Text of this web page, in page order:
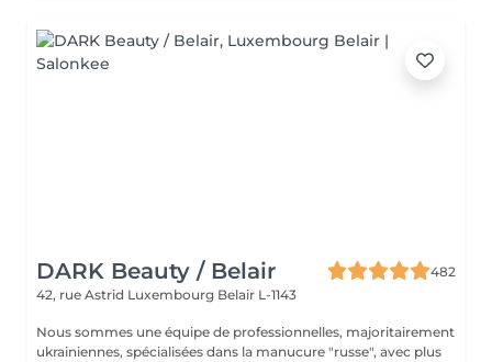
DARK Beauty / Belair
482
42, rue Astrid Luxembourg Belair L-1143
Nous sommes une équipe de professionnelles, majoritairement
ukrainiennes, spécialisées dans la manucure "russe", avec plus